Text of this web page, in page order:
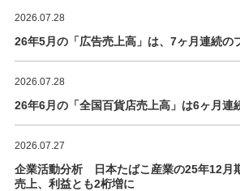
2026.07.28
26年5月の「広告売上高」は、7ヶ月連続の
2026.07.28
26年6月の「全国百貨店売上高」は6ヶ月連
2026.07.27
企業活動分析 日本たばこ産業の25年12月
売上、利益とも2桁増に